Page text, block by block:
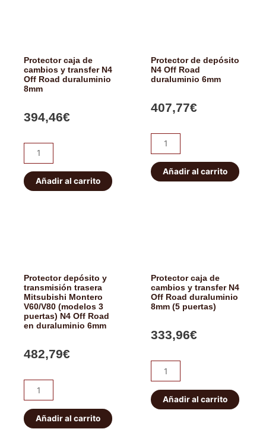
Protector caja de
cambios y transfer N4
Off Road duraluminio
8mm
394,46€
Protector
caja
de
cambios
duraluminio
8mm
cantidad
Añadir al carrito
Protector de depósito
N4 Off Road
duraluminio 6mm
407,77€
Protector
de
depósito
N4
Añadir al carrito
Protector depósito y
transmisión trasera
Mitsubishi Montero
V60/V80 (modelos 3
puertas) N4 Off Road
en duraluminio 6mm
482,79€
Protector
depósito
y
Añadir al carrito
Protector caja de
cambios y transfer N4
Off Road duraluminio
8mm (5 puertas)
333,96€
Protector
caja
de
cambios
Añadir al carrito